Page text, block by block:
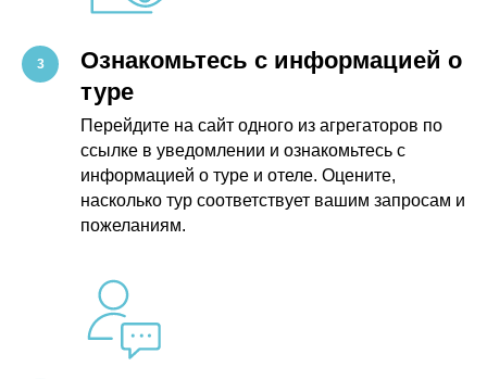
Ознакомьтесь с информацией о
туре
Перейдите на сайт одного из агрегаторов по
ссылке в уведомлении и ознакомьтесь с
информацией о туре и отеле. Оцените,
насколько тур соответствует вашим запросам и
пожеланиям.